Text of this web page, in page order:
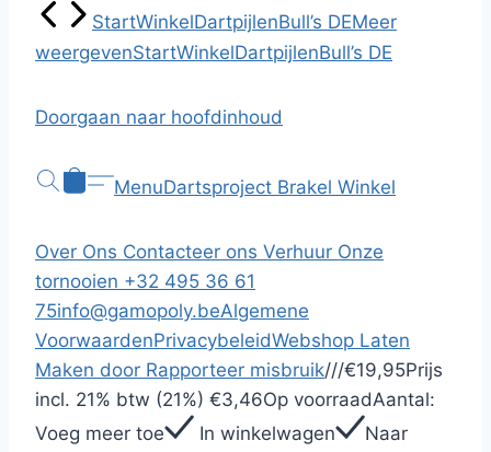
StartWinkelDartpijlenBull’s DEMeer
weergevenStartWinkelDartpijlenBull’s DE
Doorgaan naar hoofdinhoud
MenuDartsproject Brakel Winkel
Over Ons Contacteer ons Verhuur Onze
tornooien +32 495 36 61
75info@gamopoly.beAlgemene
VoorwaardenPrivacybeleidWebshop Laten
Maken door Rapporteer misbruik///€19,95Prijs
incl. 21% btw (21%) €3,46Op voorraadAantal:
Voeg meer toe
In winkelwagen Naar